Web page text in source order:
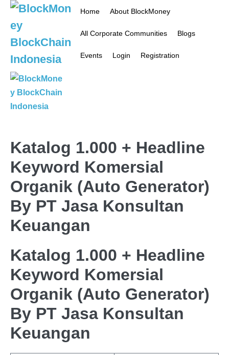
Home About BlockMoney
All Corporate Communities Blogs
Events Login Registration
Katalog 1.000 + Headline
Keyword Komersial
Organik (Auto Generator)
By PT Jasa Konsultan
Keuangan
Katalog 1.000 + Headline
Keyword Komersial
Organik (Auto Generator)
By PT Jasa Konsultan
Keuangan